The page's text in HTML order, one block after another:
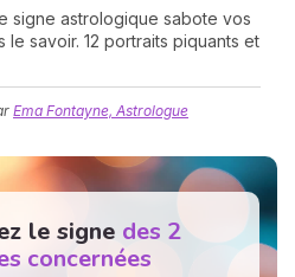
signe astrologique sabote vos
le savoir. 12 portraits piquants et
Ema Fontayne, Astrologue
le signe des 2
concernées